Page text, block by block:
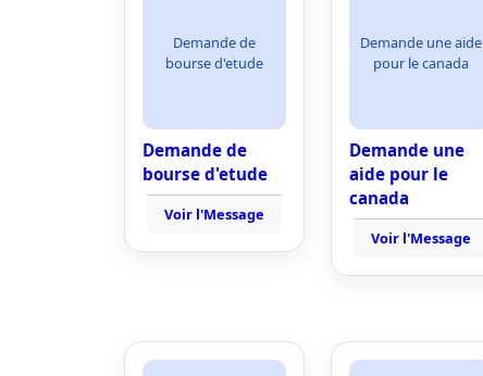
Demande de
bourse d'etude
Demande de
bourse d'etude
Voir l'Message
Demande une aide
pour le canada
Demande une
aide pour le
canada
Voir l'Message